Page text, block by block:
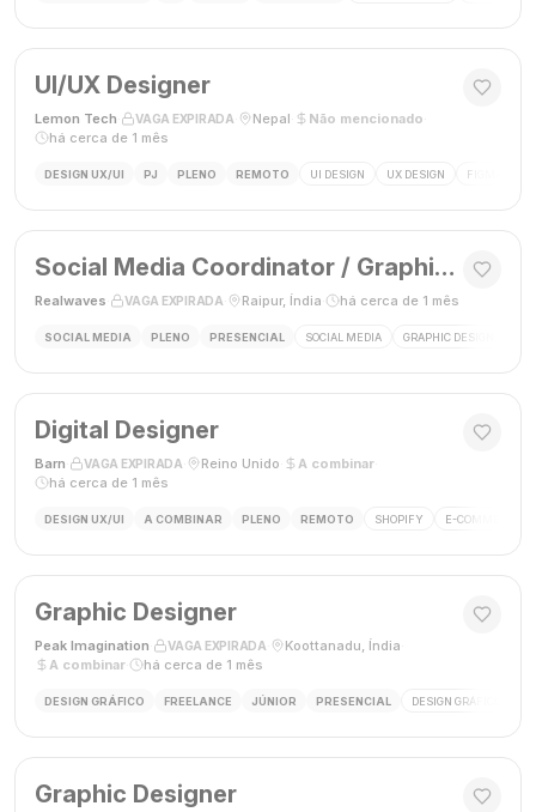
UI/UX Designer
Lemon Tech VAGA EXPIRADA Nepal Não mencionado
há cerca de 1 mês
DESIGN UX/UI PJ PLENO REMOTO UI DESIGN UX DESIGN FIGMA
Social Media Coordinator / Graphic Designer
Realwaves VAGA EXPIRADA Raipur, Índia há cerca de 1 mês
SOCIAL MEDIA PLENO PRESENCIAL SOCIAL MEDIA GRAPHIC DESIGN
Digital Designer
Barn VAGA EXPIRADA Reino Unido A combinar·
há cerca de 1 mês
DESIGN UX/UI A COMBINAR PLENO REMOTO SHOPIFY E-COMMERCE
Graphic Designer
Peak Imagination VAGA EXPIRADA Koottanadu, Índia
A combinar
há cerca de 1 mês
DESIGN GRÁFICO FREELANCE JÚNIOR PRESENCIAL DESIGN GRÁFICO
Graphic Designer